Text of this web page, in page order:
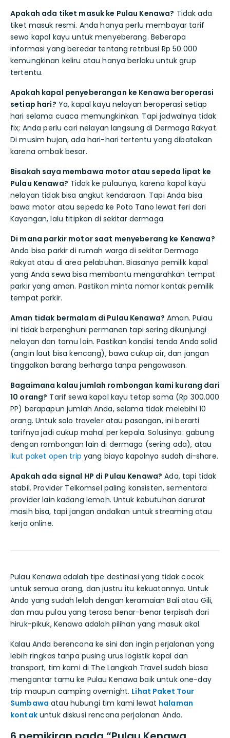
Apakah ada tiket masuk ke Pulau Kenawa? Tidak ada
tiket masuk resmi. Anda hanya perlu membayar tarif
sewa kapal kayu untuk menyeberang. Beberapa
informasi yang beredar tentang retribusi Rp 50.000
kemungkinan keliru atau hanya berlaku untuk grup
tertentu.
Apakah kapal penyeberangan ke Kenawa beroperasi
setiap hari? Ya, kapal kayu nelayan beroperasi setiap
hari selama cuaca memungkinkan. Tapi jadwalnya tidak
fix; Anda perlu cari nelayan langsung di Dermaga Rakyat.
Di musim hujan, ada hari-hari tertentu yang dibatalkan
karena ombak besar.
Bisakah saya membawa motor atau sepeda lipat ke
Pulau Kenawa? Tidak ke pulaunya, karena kapal kayu
nelayan tidak bisa angkut kendaraan. Tapi Anda bisa
bawa motor atau sepeda ke Poto Tano lewat feri dari
Kayangan, lalu titipkan di sekitar dermaga.
Di mana parkir motor saat menyeberang ke Kenawa?
Anda bisa parkir di rumah warga di sekitar Dermaga
Rakyat atau di area pelabuhan. Biasanya pemilik kapal
yang Anda sewa bisa membantu mengarahkan tempat
parkir yang aman. Pastikan minta nomor kontak pemilik
tempat parkir.
Aman tidak bermalam di Pulau Kenawa? Aman. Pulau
ini tidak berpenghuni permanen tapi sering dikunjungi
nelayan dan tamu lain. Pastikan kondisi tenda Anda solid
(angin laut bisa kencang), bawa cukup air, dan jangan
tinggalkan barang berharga tanpa pengawasan.
Bagaimana kalau jumlah rombongan kami kurang dari
10 orang? Tarif sewa kapal kayu tetap sama (Rp 300.000
PP) berapapun jumlah Anda, selama tidak melebihi 10
orang. Untuk solo traveler atau pasangan, ini berarti
tarifnya jadi cukup mahal per kepala. Solusinya: gabung
dengan rombongan lain di dermaga (sering ada), atau
ikut paket open trip yang biaya kapalnya sudah di-share.
Apakah ada signal HP di Pulau Kenawa? Ada, tapi tidak
stabil. Provider Telkomsel paling konsisten, sementara
provider lain kadang lemah. Untuk kebutuhan darurat
masih bisa, tapi jangan andalkan untuk streaming atau
kerja online.
Pulau Kenawa adalah tipe destinasi yang tidak cocok
untuk semua orang, dan justru itu kekuatannya. Untuk
Anda yang sudah lelah dengan keramaian Bali atau Gili,
dan mau pulau yang terasa benar-benar terpisah dari
hiruk-pikuk, Kenawa adalah pilihan yang masuk akal.
Kalau Anda berencana ke sini dan ingin perjalanan yang
lebih ringkas tanpa pusing urus logistik kapal dan
transport, tim kami di The Langkah Travel sudah biasa
mengantar tamu ke Pulau Kenawa baik untuk one-day
trip maupun camping overnight. Lihat Paket Tour
Sumbawa atau hubungi tim kami lewat halaman
kontakuntuk diskusi rencana perjalanan Anda.